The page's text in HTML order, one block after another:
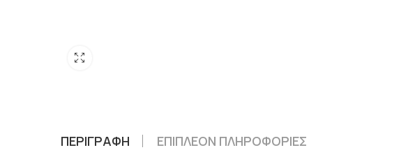
ΠΕΡΙΓΡΑΦΉ ΕΠΙΠΛΈΟΝ ΠΛΗΡΟΦΟΡΊΕΣ